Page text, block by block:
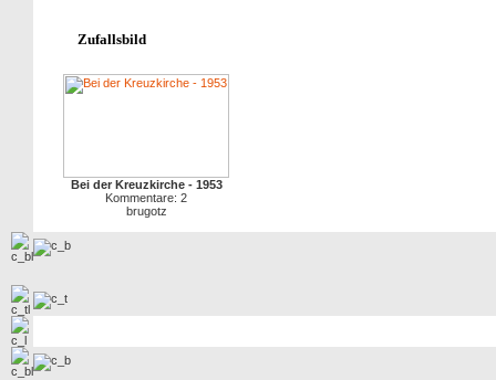
Zufallsbild
Bei der Kreuzkirche - 1953
Kommentare: 2
brugotz